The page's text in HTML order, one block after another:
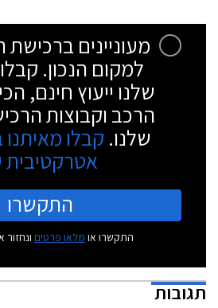
מעוניינים
למקום הנכון.
שלנו ייעוץ חינם,
הרכב וקבוצות
שלנו. קבלו
אטרקטיבית
התקשרו
התקשרו או מלאו פרטים
תגובות